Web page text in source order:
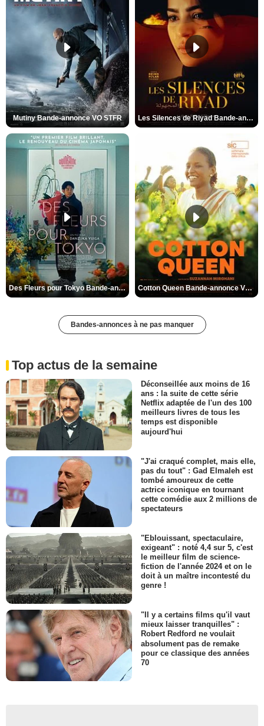
Mutiny Bande-annonce VO STFR Les Silences de Riyad Bande-annonce VO STFR
Des Fleurs pour Tokyo Bande-annonce VO STFR Cotton Queen Bande-annonce VO STFR
Bandes-annonces à ne pas manquer
Top actus de la semaine
Déconseillée aux moins de 16
ans : la suite de cette série
Netflix adaptée de l'un des 100
meilleurs livres de tous les
temps est disponible
aujourd'hui
"J'ai craqué complet, mais elle,
pas du tout" : Gad Elmaleh est
tombé amoureux de cette
actrice iconique en tournant
cette comédie aux 2 millions de
spectateurs
"Eblouissant, spectaculaire,
exigeant" : noté 4,4 sur 5, c'est
le meilleur film de science-
fiction de l'année 2024 et on le
doit à un maître incontesté du
genre !
"Il y a certains films qu'il vaut
mieux laisser tranquilles" :
Robert Redford ne voulait
absolument pas de remake
pour ce classique des années
70